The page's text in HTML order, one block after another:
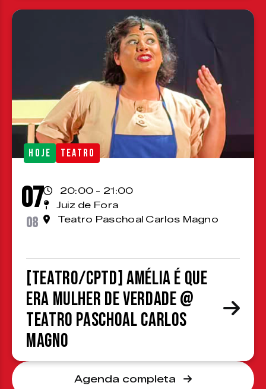
HOJE TEATRO
07
08
20:00 - 21:00
Juiz de Fora
Teatro Paschoal Carlos Magno
[TEATRO/CPTD] Amélia é que
era mulher de verdade @
Teatro Paschoal Carlos
Magno
Agenda completa